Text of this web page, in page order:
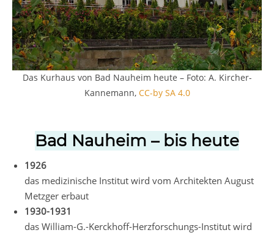
Das Kurhaus von Bad Nauheim heute – Foto: A. Kircher-
Kannemann, CC-by SA 4.0
Bad Nauheim – bis heute
1926
das medizinische Institut wird vom Architekten August
Metzger erbaut
1930-1931
das William-G.-Kerckhoff-Herzforschungs-Institut wird